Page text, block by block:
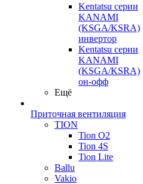
Kentatsu серии
KANAMI
(KSGA/KSRA)
инвертор
Kentatsu серии
KANAMI
(KSGA/KSRA)
он-офф
Ещё
Приточная вентиляция
TION
Tion O2
Tion 4S
Tion Lite
Ballu
Vakio